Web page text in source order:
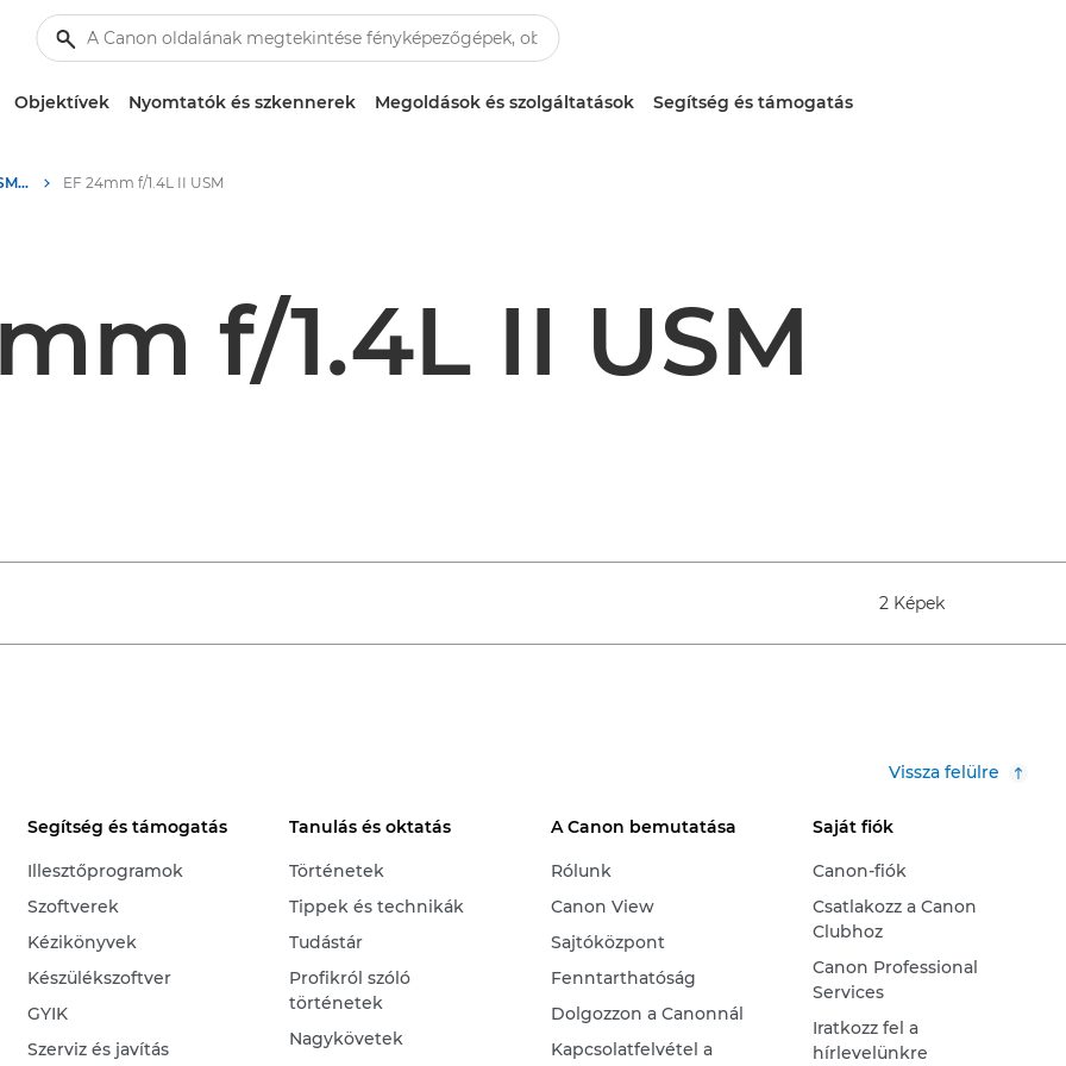
Objektívek Nyomtatók és szkennerek Megoldások és szolgáltatások Segítség és támogatás
Canon EF 24mm f/1.4L II USM - Lenses - Camera & Photo lenses EF 24mm f/1.4L II USM
f/1.4L II USM
2 Képek
Vissza felülre
Segítség és támogatás
Illesztőprogramok
Szoftverek
Kézikönyvek
Készülékszoftver
GYIK
Szerviz és javítás
Tanulás és oktatás
Történetek
Tippek és technikák
Tudástár
Profikról szóló
történetek
Nagykövetek
A Canon bemutatása
Rólunk
Canon View
Sajtóközpont
Fenntarthatóság
Dolgozzon a Canonnál
Kapcsolatfelvétel a
Saját fiók
Canon-fiók
Csatlakozz a Canon
Clubhoz
Canon Professional
Services
Iratkozz fel a
hírlevelünkre